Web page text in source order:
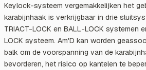
Keylock-systeem vergemakkelijken het
karabijnhaak is verkrijgbaar in drie
TRIACT-LOCK en BALL-LOCK systemen
LOCK systeem. Am'D kan worden
balk om de voorspanning van de
bevorderen, het risico op kantelen te